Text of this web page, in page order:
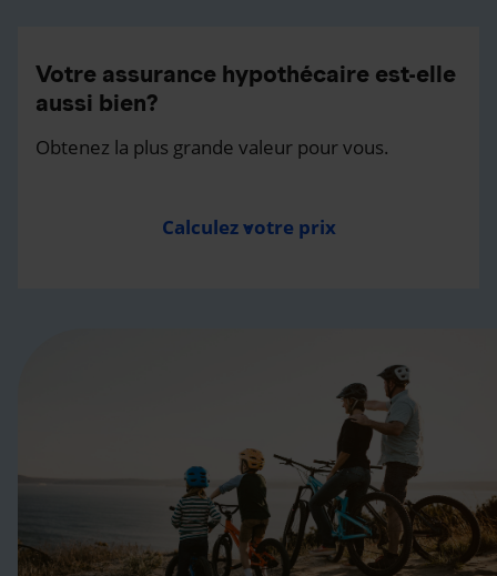
Votre assurance hypothécaire est-elle
aussi bien?
Obtenez la plus grande valeur pour vous.
Calculez votre prix